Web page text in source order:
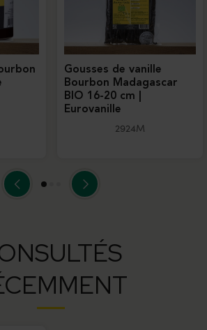
Gousses de vanille
Bourbon Madagascar
BIO 16-20 cm |
Eurovanille
2924M